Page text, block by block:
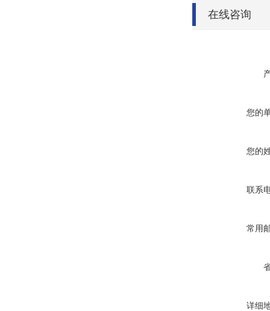
在线咨询
您的
您的
联系
常用
详细